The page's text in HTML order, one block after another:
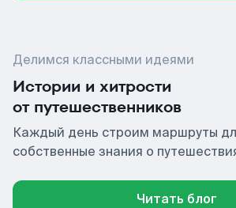
Делимся классными идеями
Истории и хитрости
от путешественников
Каждый день строим маршруты
собственные знания о
Читать блог